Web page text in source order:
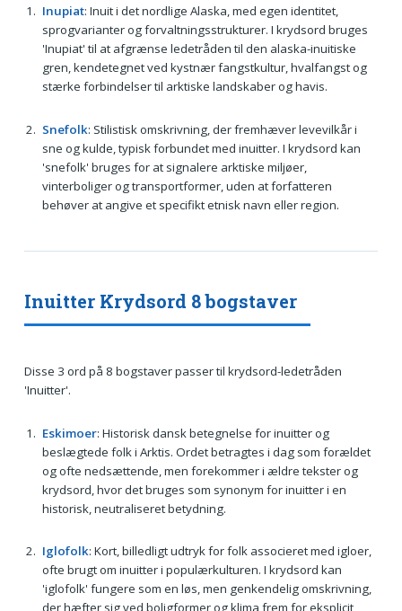
Inupiat: Inuit i det nordlige Alaska, med egen identitet,
sprogvarianter og forvaltningsstrukturer. I krydsord bruges
'Inupiat' til at afgrænse ledetråden til den alaska-inuitiske
gren, kendetegnet ved kystnær fangstkultur, hvalfangst og
stærke forbindelser til arktiske landskaber og havis.
Snefolk: Stilistisk omskrivning, der fremhæver levevilkår i
sne og kulde, typisk forbundet med inuitter. I krydsord kan
'snefolk' bruges for at signalere arktiske miljøer,
vinterboliger og transportformer, uden at forfatteren
behøver at angive et specifikt etnisk navn eller region.
Inuitter Krydsord 8 bogstaver
Disse 3 ord på 8 bogstaver passer til krydsord-ledetråden
'Inuitter'.
Eskimoer: Historisk dansk betegnelse for inuitter og
beslægtede folk i Arktis. Ordet betragtes i dag som forældet
og ofte nedsættende, men forekommer i ældre tekster og
krydsord, hvor det bruges som synonym for inuitter i en
historisk, neutraliseret betydning.
Iglofolk: Kort, billedligt udtryk for folk associeret med igloer,
ofte brugt om inuitter i populærkulturen. I krydsord kan
'iglofolk' fungere som en løs, men genkendelig omskrivning,
der hæfter sig ved boligformer og klima frem for eksplicit